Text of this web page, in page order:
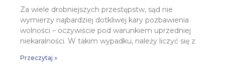
Za wiele drobniejszych przestępstw, sąd nie
wymierzy najbardziej dotkliwej kary pozbawienia
wolności – oczywiście pod warunkiem uprzedniej
niekaralności. W takim wypadku, należy liczyć się z
Przeczytaj »